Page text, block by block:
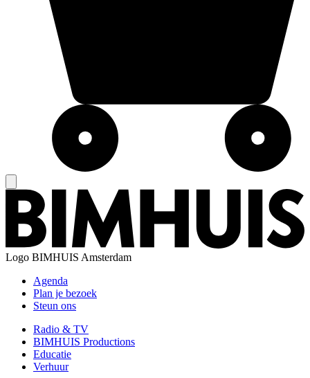
Logo BIMHUIS Amsterdam
Agenda
Plan je bezoek
Steun ons
Radio & TV
BIMHUIS Productions
Educatie
Verhuur